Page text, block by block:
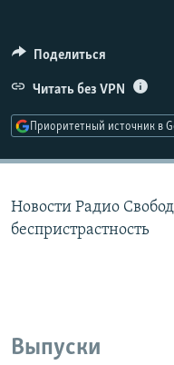
ПОДПИШИТЕСЬ НА
СОЦИАЛЬНЫЕ СЕТИ
Поделиться
Читать без VPN
Приоритетный источник в
Новости Радио
беспристрастность
Выпуски